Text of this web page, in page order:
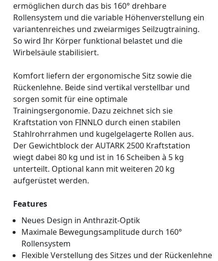
ermöglichen durch das bis 160° drehbare
Rollensystem und die variable Höhenverstellung ein
variantenreiches und zweiarmiges Seilzugtraining.
So wird Ihr Körper funktional belastet und die
Wirbelsäule stabilisiert.
Komfort liefern der ergonomische Sitz sowie die
Rückenlehne. Beide sind vertikal verstellbar und
sorgen somit für eine optimale
Trainingsergonomie. Dazu zeichnet sich sie
Kraftstation von FINNLO durch einen stabilen
Stahlrohrrahmen und kugelgelagerte Rollen aus.
Der Gewichtblock der AUTARK 2500 Kraftstation
wiegt dabei 80 kg und ist in 16 Scheiben à 5 kg
unterteilt. Optional kann mit weiteren 20 kg
aufgerüstet werden.
Features
Neues Design in Anthrazit-Optik
Maximale Bewegungsamplitude durch 160°
Rollensystem
Flexible Verstellung des Sitzes und der Rückenlehne